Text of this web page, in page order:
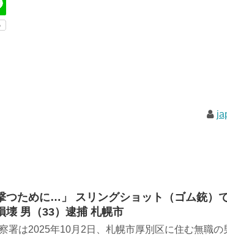
つために…」 スリングショット（ゴム銃）
壊 男（33）逮捕 札幌市
署は2025年10月2日、札幌市厚別区に住む無職の